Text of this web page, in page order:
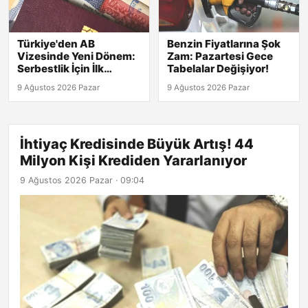
Türkiye'den AB
Vizesinde Yeni Dönem:
Serbestlik İçin İlk
9 Ağustos 2026 Pazar
Benzin Fiyatlarına Şok
Zam: Pazartesi Gece
Tabelalar Değişiyor!
9 Ağustos 2026 Pazar
İhtiyaç Kredisinde Büyük Artış! 44
Milyon Kişi Krediden Yararlanıyor
9 Ağustos 2026 Pazar · 09:04